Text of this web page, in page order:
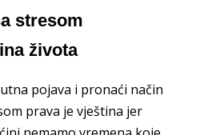
stresom
života
pojava i pronaći način
prava je vještina jer